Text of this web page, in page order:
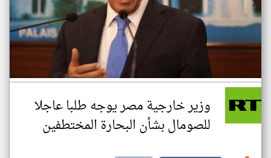
وزير خارجية مصر يوجه طلبا عاجلا
للصومال بشأن البحارة المختطفين